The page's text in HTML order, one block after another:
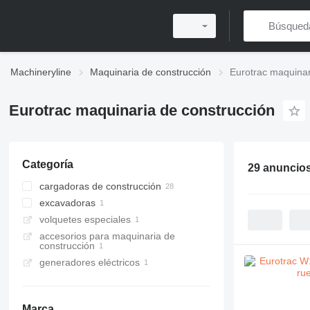
Machineryline Maquinaria de construcción Eurotrac
Eurotrac maquinaria de construcción
Categoría
cargadoras de construcción
cargadoras multifuncionales
cargadoras de ruedas
cargadoras de ruedas telescópicas
excavadoras
miniexcavadoras
volquetes especiales
minivolquetes
accesorios para maquinaria de
construcción
generadores eléctricos
29